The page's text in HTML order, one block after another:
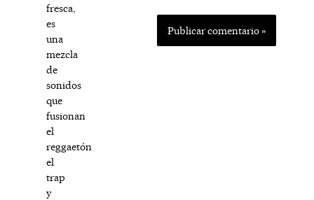
fresca,
es
una
mezcla
de
sonidos
que
fusionan
el
reggaetón
el
trap
y